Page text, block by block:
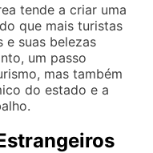
tende a criar uma
que mais turistas
e suas belezas
um passo
mas também
do estado e a